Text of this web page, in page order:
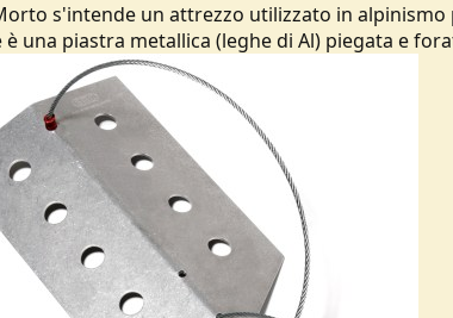
i
o
n
d
a
t
e
s'intende un attrezzo utilizzato in alpinismo
una piastra metallica (leghe di Al) piegata e